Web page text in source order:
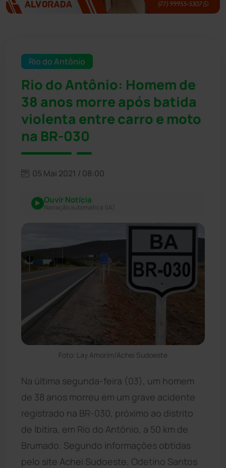
Rio do Antônio
Rio do Antônio: Homem de
38 anos morre após batida
violenta entre carro e moto
na BR-030
05 Mai 2021 / 08:00
Ouvir Notícia
Narração automática (IA)
Foto: Lay Amorim/Achei Sudoeste
Na última segunda-feira (03), um homem
de 38 anos morreu em um grave acidente
registrado na BR-030, próximo ao distrito
de Ibitira, em Rio do Antônio, a 50 km de
Brumado. Segundo informações obtidas
pelo site Achei Sudoeste, Odetino Santos